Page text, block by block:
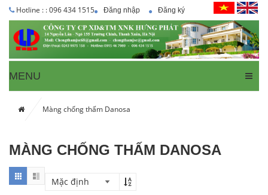
Hotline : : 096 434 1515 Đăng nhập Đăng ký
MENU
Màng chống thấm Danosa
MÀNG CHỐNG THẤM DANOSA